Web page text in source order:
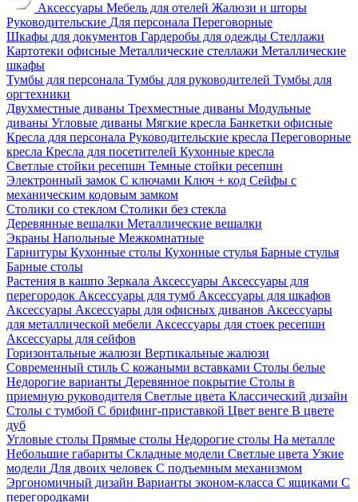
Аксессуары Мебель для отелей Жалюзи и шторы
Руководительские Для персонала Переговорные
Шкафы для документов Гардеробы для одежды Стеллажи
Картотеки офисные Металлические стеллажи Металлические
шкафы
Тумбы для персонала Тумбы для руководителей Тумбы для
оргтехники
Двухместные диваны Трехместные диваны Модульные
диваны Угловые диваны Мягкие кресла Банкетки офисные
Кресла для персонала Руководительские кресла Переговорные
кресла Кресла для посетителей Кухонные кресла
Светлые стойки ресепшн Темные стойки ресепшн
Электронный замок С ключами Ключ + код Сейфы с
механическим кодовым замком
Столики со стеклом Столики без стекла
Деревянные вешалки Металлические вешалки
Экраны Напольные Межкомнатные
Гарнитуры Кухонные столы Кухонные стулья Барные стулья
Барные столы
Растения в кашпо Зеркала Аксессуары Аксессуары для
перегородок Аксессуары для тумб Аксессуары для шкафов
Аксессуары Аксессуары для офисных диванов Аксессуары
для металлической мебели Аксессуары для стоек ресепшн
Аксессуары для сейфов
Горизонтальные жалюзи Вертикальные жалюзи
Современный стиль С кожаными вставками Столы белые
Недорогие варианты Деревянное покрытие Столы в
приемную руководителя Светлые цвета Классический дизайн
Столы с тумбой С брифинг-приставкой Цвет венге В цвете
дуб
Угловые столы Прямые столы Недорогие столы На металле
Небольшие габариты Складные модели Светлые цвета Узкие
модели Для двоих человек С подъемным механизмом
Эргономичный дизайн Варианты эконом-класса С ящиками С
перегородками